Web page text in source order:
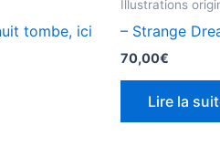
tombe, ici
Illustrations
– Strange
70,00€
Lire la